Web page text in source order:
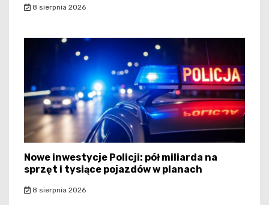
8 sierpnia 2026
Nowe inwestycje Policji: pół miliarda na
sprzęt i tysiące pojazdów w planach
8 sierpnia 2026